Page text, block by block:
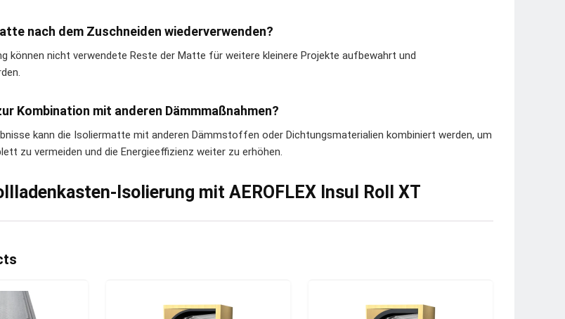
nach dem Zuschneiden wiederverwenden?
können nicht verwendete Reste der Matte für weitere kleinere Projekte aufbewahrt und
Kombination mit anderen Dämmmaßnahmen?
kann die Isoliermatte mit anderen Dämmstoffen oder Dichtungsmaterialien kombiniert werden, um
zu vermeiden und die Energieeffizienz weiter zu erhöhen.
Isolierung mit AEROFLEX Insul Roll XT